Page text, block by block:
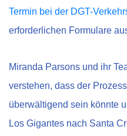
Termin bei der DGT-
erforderlichen Formulare
Miranda Parsons und ihr
verstehen, dass der
überwältigend sein könnte
Los Gigantes nach Santa